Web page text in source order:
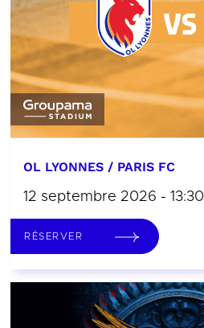
OL LYONNES / PARIS FC
12 septembre 2026 - 13:30
RÉSERVER